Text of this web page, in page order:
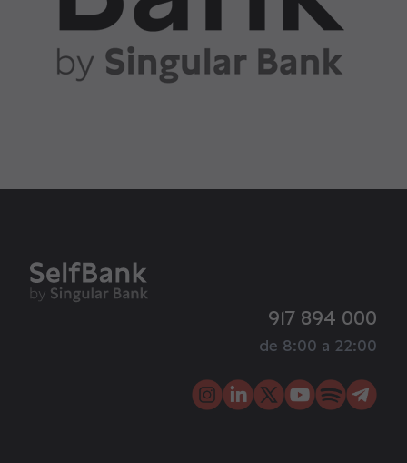
917 894 000
de 8:00 a 22:00